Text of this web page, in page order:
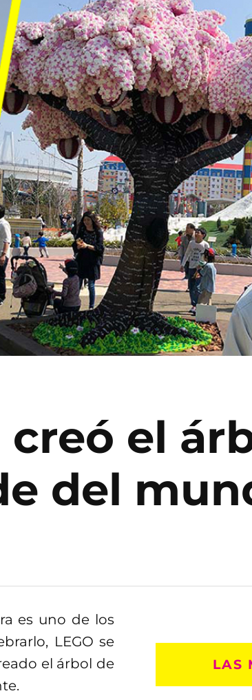
creó el
del
es uno de los
LEGO se
el árbol de
LAS